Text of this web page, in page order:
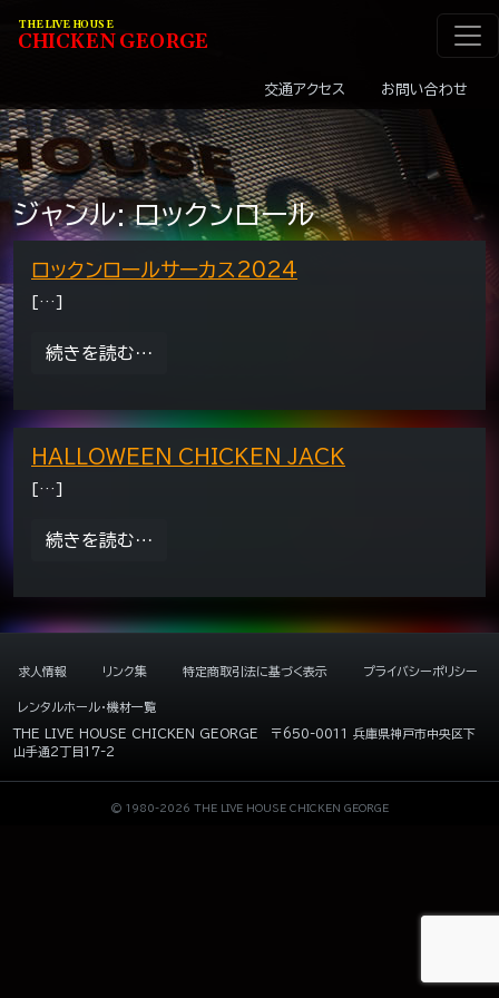
メインナビゲーショ
THE LIVE HOUSE
CHICKENGEORGE
交通アクセス お問い合わせ
ジャンル:ロックンロール
ロックンロールサーカス2024
[…]
続きを読む…
HALLOWEEN CHICKEN JACK
[…]
続きを読む…
求人情報 リンク集 特定商取引法に基づく表示 プライバシーポリシー
レンタルホール・機材一覧
THE LIVE HOUSE CHICKEN GEORGE 〒650-0011 兵庫県神戸市中央区下
山手通2丁目17-2
© 1980-2026 THE LIVE HOUSE CHICKEN GEORGE